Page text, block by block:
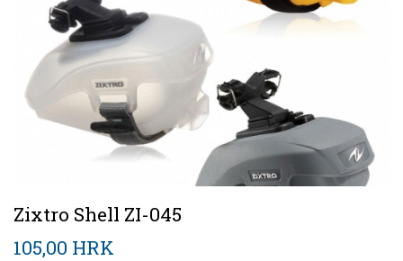
Zixtro Shell ZI-045
105,00 HRK